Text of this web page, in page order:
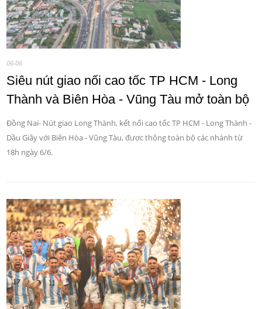
06-06
Siêu nút giao nối cao tốc TP HCM - Long
Thành và Biên Hòa - Vũng Tàu mở toàn bộ
Đồng Nai- Nút giao Long Thành, kết nối cao tốc TP HCM - Long Thành -
Dầu Giây với Biên Hòa - Vũng Tàu, được thông toàn bộ các nhánh từ
18h ngày 6/6.